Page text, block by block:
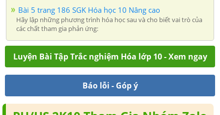
Bài 5 trang 186 SGK Hóa học 10 Nâng cao
Hãy lập những phương trình hóa học sau và cho biết vai trò của
các chất tham gia phản ứng:
Luyện Bài Tập Trắc nghiệm Hóa lớp 10 - Xem ngay
Báo lỗi - Góp ý